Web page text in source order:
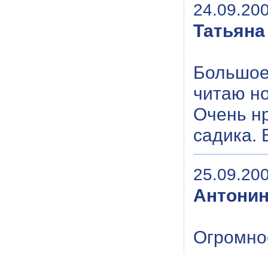
Татьяна
читаю
Очень
садика.